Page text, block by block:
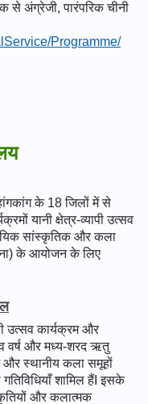
से अंग्रेजी, पारंपरिक चीनी
Programme/
के 18 जिलों में से
यानी क्षेत्र-व्यापी उत्सव
सांस्कृतिक और कला
के आयोजन के लिए
उत्सव कार्यक्रम और
वर्ष और मध्य-शरद ऋतु
और स्थानीय कला समूहों
गतिविधियाँ शामिल हैंI इसके
और कलात्मक